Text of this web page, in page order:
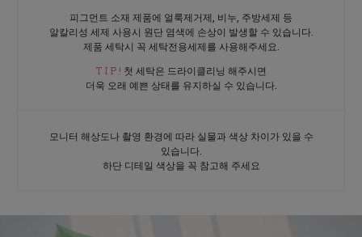
피그먼트 소재 제품에 얼룩제거제, 비누, 주방세제 등
알칼리성 세제 사용시 원단 염색에 손상이 발생할 수 있습니다.
제품 세탁시 꼭 세탁전용세제를 사용해주세요.
T I P ! 첫 세탁은 드라이클리닝 해주시면
더욱 오래 예쁜 상태를 유지하실 수 있습니다.
모니터 해상도나 촬영 환경에 따라 실물과 색상 차이가 있을 수
있습니다.
하단 디테일 색상을 꼭 참고해 주세요